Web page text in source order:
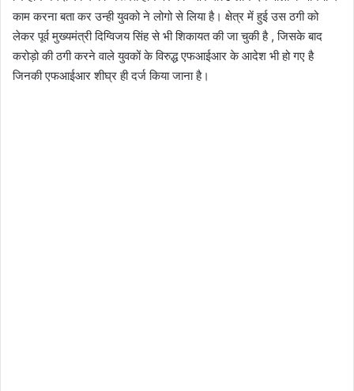
काम करना बता कर उन्ही युवको ने लोगो से लिया है। क्षेत्र में हुई उस ठगी को
लेकर पूर्व मुख्यमंत्री दिग्विजय सिंह से भी शिकायत की जा चुकी है , जिसके बाद
करोड़ो की ठगी करने वाले युवकों के विरुद्ध एफआईआर के आदेश भी हो गए है
जिनकी एफआईआर शीघ्र ही दर्ज किया जाना है।